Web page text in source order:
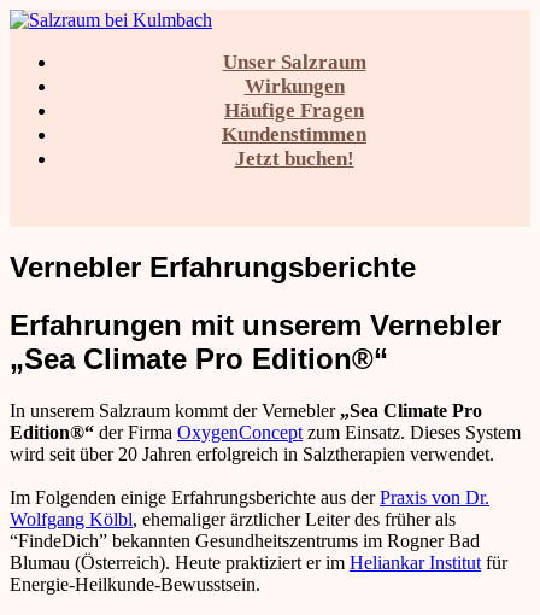
Unser Salzraum
Wirkungen
Häufige Fragen
Kundenstimmen
Jetzt buchen!
Salzraum bei KulmbachUnser Salzraum
Wirkungen
Häufige Fragen
Kundenstimmen
Jetzt buchen!
Vernebler Erfahrungsberichte
Erfahrungen mit unserem Vernebler
„Sea Climate Pro Edition®“
In unserem Salzraum kommt der Vernebler „Sea Climate Pro
Edition®“ der Firma OxygenConcept zum Einsatz. Dieses System
wird seit über 20 Jahren erfolgreich in Salztherapien verwendet.
Im Folgenden einige Erfahrungsberichte aus derPraxis von Dr.
Wolfgang Kölbl, ehemaliger ärztlicher Leiter des früher als
“FindeDich” bekannten Gesundheitszentrums im Rogner Bad
Blumau (Österreich). Heute praktiziert er im Heliankar Institut für
Energie-Heilkunde-Bewusstsein.